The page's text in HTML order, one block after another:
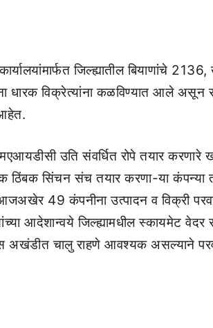
जिल्ह्यातील
धारक विक्रेत्यांना कळविण्यात आले असून
उति संवर्धित रोपे तयार
ठिंबक सिंचन संच तयार करणा-या कंपन्या
49 कंपनीना उत्पादन व विक्री
आदेशान्वये जिल्ह्यामधील स्कायमेट
अखंडीत चालु राहणे आवश्यक असल्याने